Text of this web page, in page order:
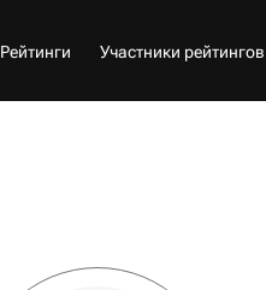
Рейтинги Участники рейтингов